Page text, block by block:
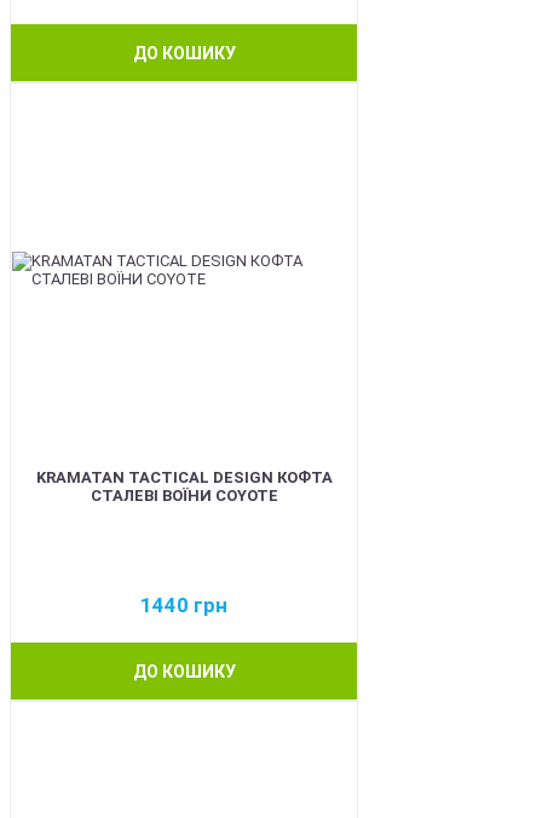
ДО КОШИКУ
KRAMATAN TACTICAL DESIGN КОФТА
СТАЛЕВІ ВОЇНИ COYOTE
1440 грн
ДО КОШИКУ